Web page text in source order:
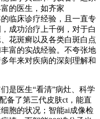
的医生，如齐家
临床诊疗经验，且一直专
成功治疗上千例，对于白
花斑癣以及各类白斑白点
富的实战经验。不夸张地
年来对疾病的深刻理解和
是医生“看清”病灶、科学
备了第三代皮肤ct，能直
胞的状况；智能ai成像检